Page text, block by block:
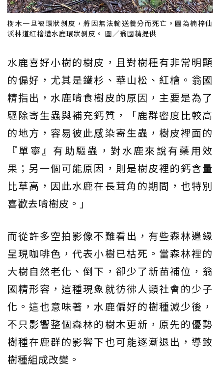
樹木一旦被環狀剝皮，將因無法輸送養分而死亡。圖為楠梓仙
溪林道紅檜遭水鹿環狀剝皮。 圖／翁國精提供
水鹿喜好小樹的樹皮，且對樹種有非常明顯
的偏好，尤其是鐵杉、華山松、紅檜。翁國
精指出，水鹿啃食樹皮的原因，主要是為了
驅除寄生蟲與補充鈣質，「鹿群密度比較高
的地方，容易彼此感染寄生蟲，樹皮裡面的
『單寧』有助驅蟲，對水鹿來說有藥用效
果；另一個可能原因，則是樹皮裡的鈣含量
比草高，因此水鹿在長茸角的期間，也特別
喜歡去啃樹皮。」
而從許多空拍影像不難看出，有些森林邊緣
呈現咖啡色，代表小樹已枯死。當森林裡的
大樹自然老化、倒下，卻少了新苗補位，翁
國精形容，這種現象就彷彿人類社會的少子
化。這也意味著，水鹿偏好的樹種減少後，
不只影響整個森林的樹木更新，原先的優勢
樹種在鹿群的影響下也可能逐漸退出，導致
樹種組成改變。